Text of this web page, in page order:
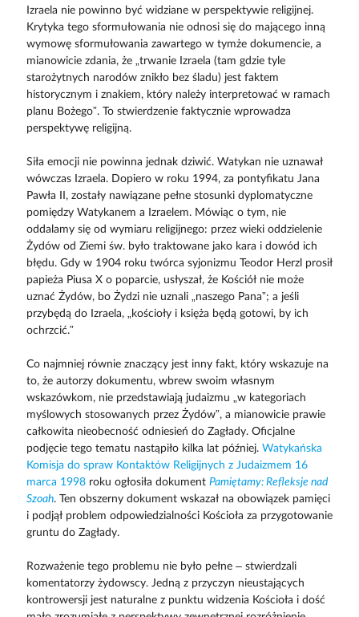
Izraela nie powinno być widziane w perspektywie religijnej.
Krytyka tego sformułowania nie odnosi się do mającego inną
wymowę sformułowania zawartego w tymże dokumencie, a
mianowicie zdania, że „trwanie Izraela (tam gdzie tyle
starożytnych narodów znikło bez śladu) jest faktem
historycznym i znakiem, który należy interpretować w ramach
planu Bożego”. To stwierdzenie faktycznie wprowadza
perspektywę religijną.
Siła emocji nie powinna jednak dziwić. Watykan nie uznawał
wówczas Izraela. Dopiero w roku 1994, za pontyfikatu Jana
Pawła II, zostały nawiązane pełne stosunki dyplomatyczne
pomiędzy Watykanem a Izraelem. Mówiąc o tym, nie
oddalamy się od wymiaru religijnego: przez wieki oddzielenie
Żydów od Ziemi św. było traktowane jako kara i dowód ich
błędu. Gdy w 1904 roku twórca syjonizmu Teodor Herzl prosił
papieża Piusa X o poparcie, usłyszał, że Kościół nie może
uznać Żydów, bo Żydzi nie uznali „naszego Pana”; a jeśli
przybędą do Izraela, „kościoły i księża będą gotowi, by ich
ochrzcić.”
Co najmniej równie znaczący jest inny fakt, który wskazuje na
to, że autorzy dokumentu, wbrew swoim własnym
wskazówkom, nie przedstawiają judaizmu „w kategoriach
myślowych stosowanych przez Żydów”, a mianowicie prawie
całkowita nieobecność odniesień do Zagłady. Oficjalne
podjęcie tego tematu nastąpiło kilka lat później. Watykańska
Komisja do spraw Kontaktów Religijnych z Judaizmem 16
marca 1998roku ogłosiła dokument Pamiętamy: Refleksje nad
Szoah. Ten obszerny dokument wskazał na obowiązek pamięci
i podjął problem odpowiedzialności Kościoła za przygotowanie
gruntu do Zagłady.
Rozważenie tego problemu nie było pełne – stwierdzali
komentatorzy żydowscy. Jedną z przyczyn nieustających
kontrowersji jest naturalne z punktu widzenia Kościoła i dość